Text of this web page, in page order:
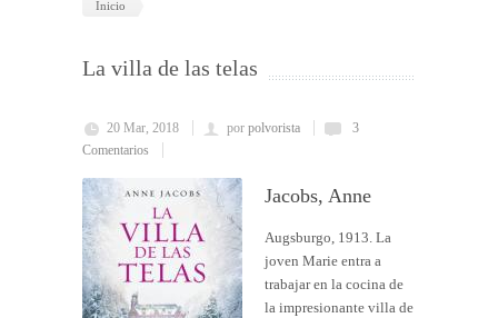
Inicio
La villa de las telas
20 Mar, 2018 por polvorista
3
Comentarios
Jacobs, Anne
Augsburgo, 1913. La
joven Marie entra a
trabajar en la cocina de
la impresionante villa de